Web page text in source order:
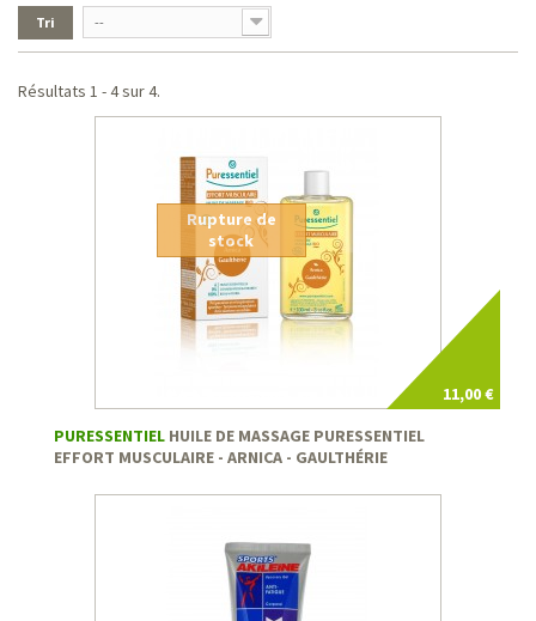
Tri --
Résultats 1 - 4 sur 4.
11,00 €
Rupture de
stock
PURESSENTIEL HUILE DE MASSAGE PURESSENTIEL
EFFORT MUSCULAIRE - ARNICA - GAULTHÉRIE